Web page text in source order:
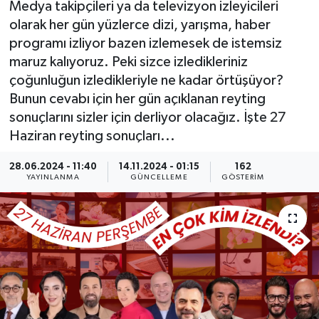
Medya takipçileri ya da televizyon izleyicileri
olarak her gün yüzlerce dizi, yarışma, haber
programı izliyor bazen izlemesek de istemsiz
maruz kalıyoruz. Peki sizce izledikleriniz
çoğunluğun izledikleriyle ne kadar örtüşüyor?
Bunun cevabı için her gün açıklanan reyting
sonuçlarını sizler için derliyor olacağız. İşte 27
Haziran reyting sonuçları...
28.06.2024 - 11:40
YAYINLANMA
14.11.2024 - 01:15
GÜNCELLEME
162
GÖSTERIM
KÜLTÜR SANAT
YAŞAM
LIFE
SARIGÖL
SARUHANLI
SELENDİ
KIRKAĞAÇ
DEMİRCİ
GÖLMARMARA
GÖRDES
KÖPRÜBAŞI
SOMA
KÖPRÜBAŞI
KULA
SALİHLİ
SARIGÖL
SARUHANLI
ŞEHZADELER
SELENDİ
SOMA
TURGUTLU
EKONOMİ
EĞİTİM
KÜLTÜR SANAT
SPOR
YAŞAM
LIFE
BİLİM VE TEKNOLOJİ
YAZARLAR
MANİSA'NIN YÖRESEL LEZZETLERİ